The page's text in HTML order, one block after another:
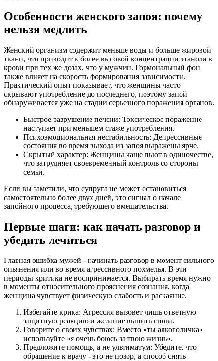
Особенности женского запоя: почему
нельзя медлить
Женский организм содержит меньше воды и больше жировой
ткани, что приводит к более высокой концентрации этанола в
крови при тех же дозах, что у мужчин. Гормональный фон
также влияет на скорость формирования зависимости.
Практический опыт показывает, что женщины часто
скрывают употребление до последнего, поэтому запой
обнаруживается уже на стадии серьезного поражения органов.
Быстрое разрушение печени: Токсическое поражение
наступает при меньшем стаже употребления.
Психоэмоциональная нестабильность: Депрессивные
состояния во время выхода из запоя выражены ярче.
Скрытый характер: Женщины чаще пьют в одиночестве,
что затрудняет своевременный контроль со стороны
семьи.
Если вы заметили, что супруга не может остановиться
самостоятельно более двух дней, это сигнал о начале
запойного процесса, требующего вмешательства.
Первые шаги: как начать разговор и
убедить лечиться
Главная ошибка мужей - начинать разговор в момент сильного
опьянения или во время агрессивного похмелья. В эти
периоды критика не воспринимается. Выбирать время нужно
в моменты относительного прояснения сознания, когда
женщина чувствует физическую слабость и раскаяние.
Избегайте крика: Агрессия вызовет лишь ответную
защитную реакцию и желание выпить снова.
Говорите о своих чувствах: Вместо «ты алкоголичка»
используйте «я очень боюсь за твою жизнь».
Предложите помощь, а не ультиматум: Убедите, что
обращение к врачу - это не позор, а способ снять